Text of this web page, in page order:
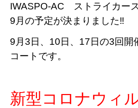
IWASPO-AC ストライカー
9月の予定が決まりました‼
9月3日、10日、17日の3回開
コートです。
新型コロナウィ